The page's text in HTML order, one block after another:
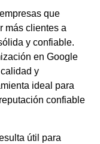
que
más clientes a
y confiable.
en Google
y
ideal para
confiable
útil para